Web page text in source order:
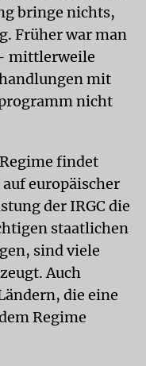
bringe nichts,
Früher war man
mittlerweile
mit
nicht
findet
europäischer
der IRGC die
staatlichen
sind viele
Auch
die eine
Regime